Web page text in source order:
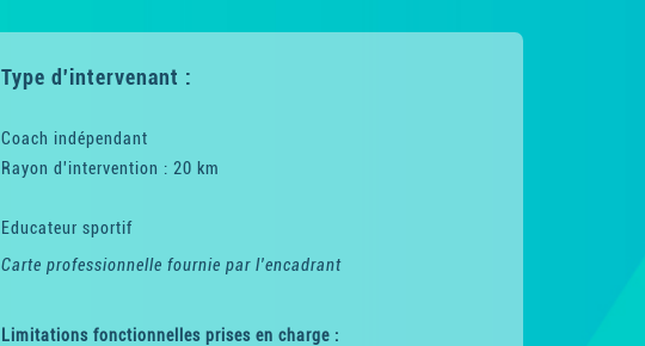
Type d'intervenant :
Coach indépendant
Rayon d'intervention : 20 km
Educateur sportif
Carte professionnelle fournie par l'encadrant
Limitations fonctionnelles prises en charge :